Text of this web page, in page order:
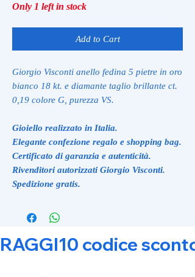
Only 1 left in stock
Add to Cart
Giorgio Visconti anello fedina 5 pietre in oro
bianco 18 kt. e diamante taglio brillante ct.
0,19 colore G, purezza VS.
Gioiello realizzato in Italia.
Elegante confezione regalo e shopping bag.
Certificato di garanzia e autenticità.
Rivenditori autorizzati Giorgio Visconti.
Spedizione gratis.
RAGGI10 codice